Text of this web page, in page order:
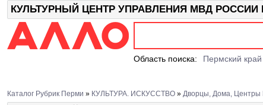
КУЛЬТУРНЫЙ ЦЕНТР УПРАВЛЕНИЯ МВД РОССИИ
Область поиска: Пермский край
Каталог Рубрик Перми » КУЛЬТУРА. ИСКУССТВО » Дворцы, Дома, Центры